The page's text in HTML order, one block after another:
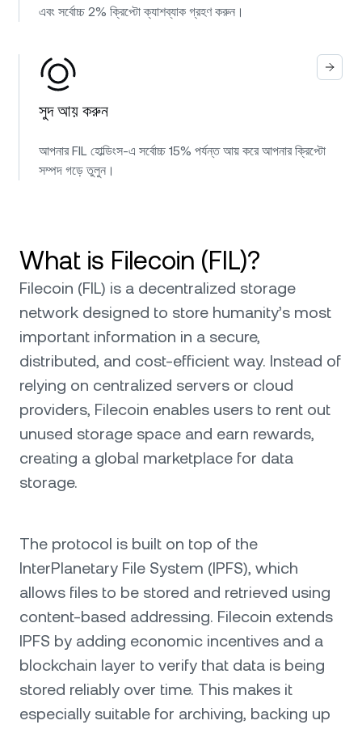
এবং সর্বোচ্চ 2% ক্রিপ্টো ক্যাশব্যাক গ্রহণ করুন।
সুদ আয় করুন
আপনার FIL হোল্ডিংস-এ সর্বোচ্চ 15% পর্যন্ত আয় করে আপনার ক্রিপ্টো
সম্পদ গড়ে তুলুন।
What is Filecoin (FIL)?
Filecoin (FIL) is a decentralized storage
network designed to store humanity’s most
important information in a secure,
distributed, and cost-efficient way. Instead of
relying on centralized servers or cloud
providers, Filecoin enables users to rent out
unused storage space and earn rewards,
creating a global marketplace for data
storage.
The protocol is built on top of the
InterPlanetary File System (IPFS), which
allows files to be stored and retrieved using
content-based addressing. Filecoin extends
IPFS by adding economic incentives and a
blockchain layer to verify that data is being
stored reliably over time. This makes it
especially suitable for archiving, backing up